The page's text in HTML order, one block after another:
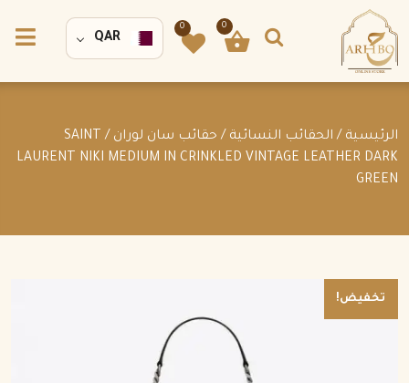
0
0
QAR
الرئيسية / الحقائب النسائية / حقائب سان لوران
/ SAINT
LAURENT NIKI MEDIUM IN CRINKLED VINTAGE LEATHER DARK
GREEN
تخفيض!